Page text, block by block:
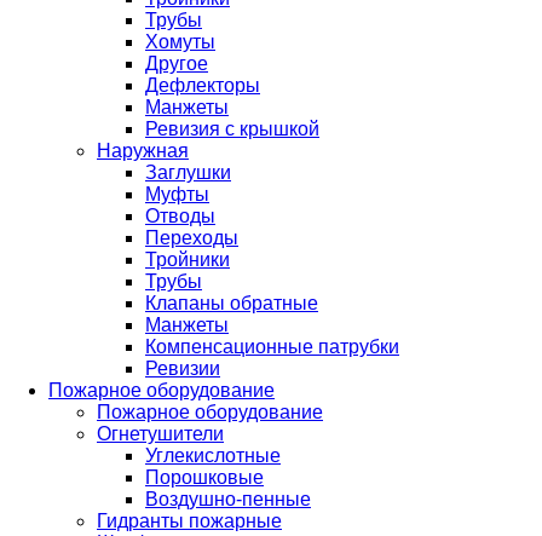
Трубы
Хомуты
Другое
Дефлекторы
Манжеты
Ревизия с крышкой
Наружная
Заглушки
Муфты
Отводы
Переходы
Тройники
Трубы
Клапаны обратные
Манжеты
Компенсационные патрубки
Ревизии
Пожарное оборудование
Пожарное оборудование
Огнетушители
Углекислотные
Порошковые
Воздушно-пенные
Гидранты пожарные